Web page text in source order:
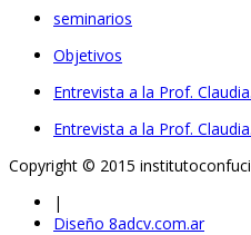
seminarios
Objetivos
Entrevista a la Prof.
Entrevista a la Prof.
Copyright © 2015
|
Diseño 8adcv.com.ar